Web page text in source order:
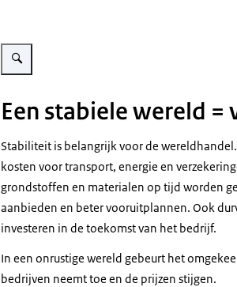
Vergroot afbeelding Containerschip
Een stabiele wereld
Stabiliteit is belangrijk voor de
kosten voor transport, energie en
grondstoffen en materialen op tijd worden
aanbieden en beter vooruitplannen. Ook
investeren in de toekomst van het bedrijf.
In een onrustige wereld gebeurt het
bedrijven neemt toe en de prijzen stijgen.